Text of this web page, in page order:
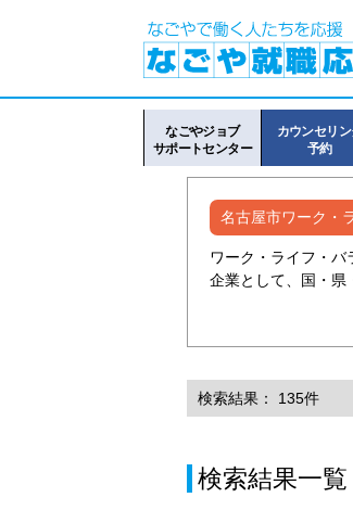
なごやジョブ
サポートセンター
カウンセリン
予約
名古屋市ワーク・
ワーク・ライフ・
企業として、国・県
検索結果： 135件
検索結果一覧